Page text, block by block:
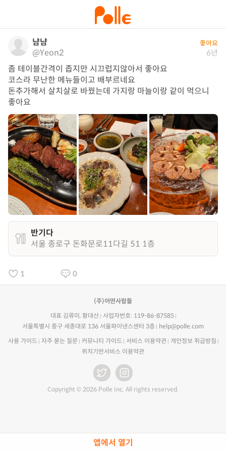
앱에서 열기
냠냠
@Yeon2
좋아요
6년
좀 테이블간격이 좁지만 시끄럽지않아서 좋아요
코스라 무난한 메뉴들이고 배부르네요
돈추가해서 살치살로 바꿨는데 가지랑 마늘이랑 같이 먹으니
좋아요
반기다
서울 종로구 돈화문로11다길 51 1층
1 0
(주)어떤사람들
대표 김류미, 황대산
사업자번호: 119-86-87585
서울특별시 중구 세종대로 136 서울파이낸스센터 3층
help@polle.com
사용 가이드 자주 묻는 질문 커뮤니티 가이드 서비스 이용약관
개인정보 취급방침
위치기반서비스 이용약관
Copyright © 2026 Polle Inc. All rights reserved.